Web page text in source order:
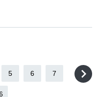
5 6 7